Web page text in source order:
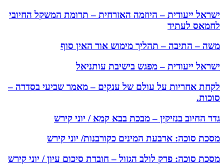
ישראל ייעודית – היוזמה האזרחית – תרומת המשקל החיובי
לחמאס לעתיד
משה – התיבה – תהליך מימוש אור האין סוף
ישראל ייעודית – מפגש בישיבת עותניאל
לקחת אחריות על עולם של ענקים – מאמר שביעי בסדרה –
סוכות.
גדר החיוב בנזיקין – מבכת בבא קמא / יוני קירש
מסכת סוכה: ארבעת המינים כקורבנות/ יוני קירש
מסכת סוכה: פרק לולב הגזול – חוברת סיכום עיון / יוני קירש